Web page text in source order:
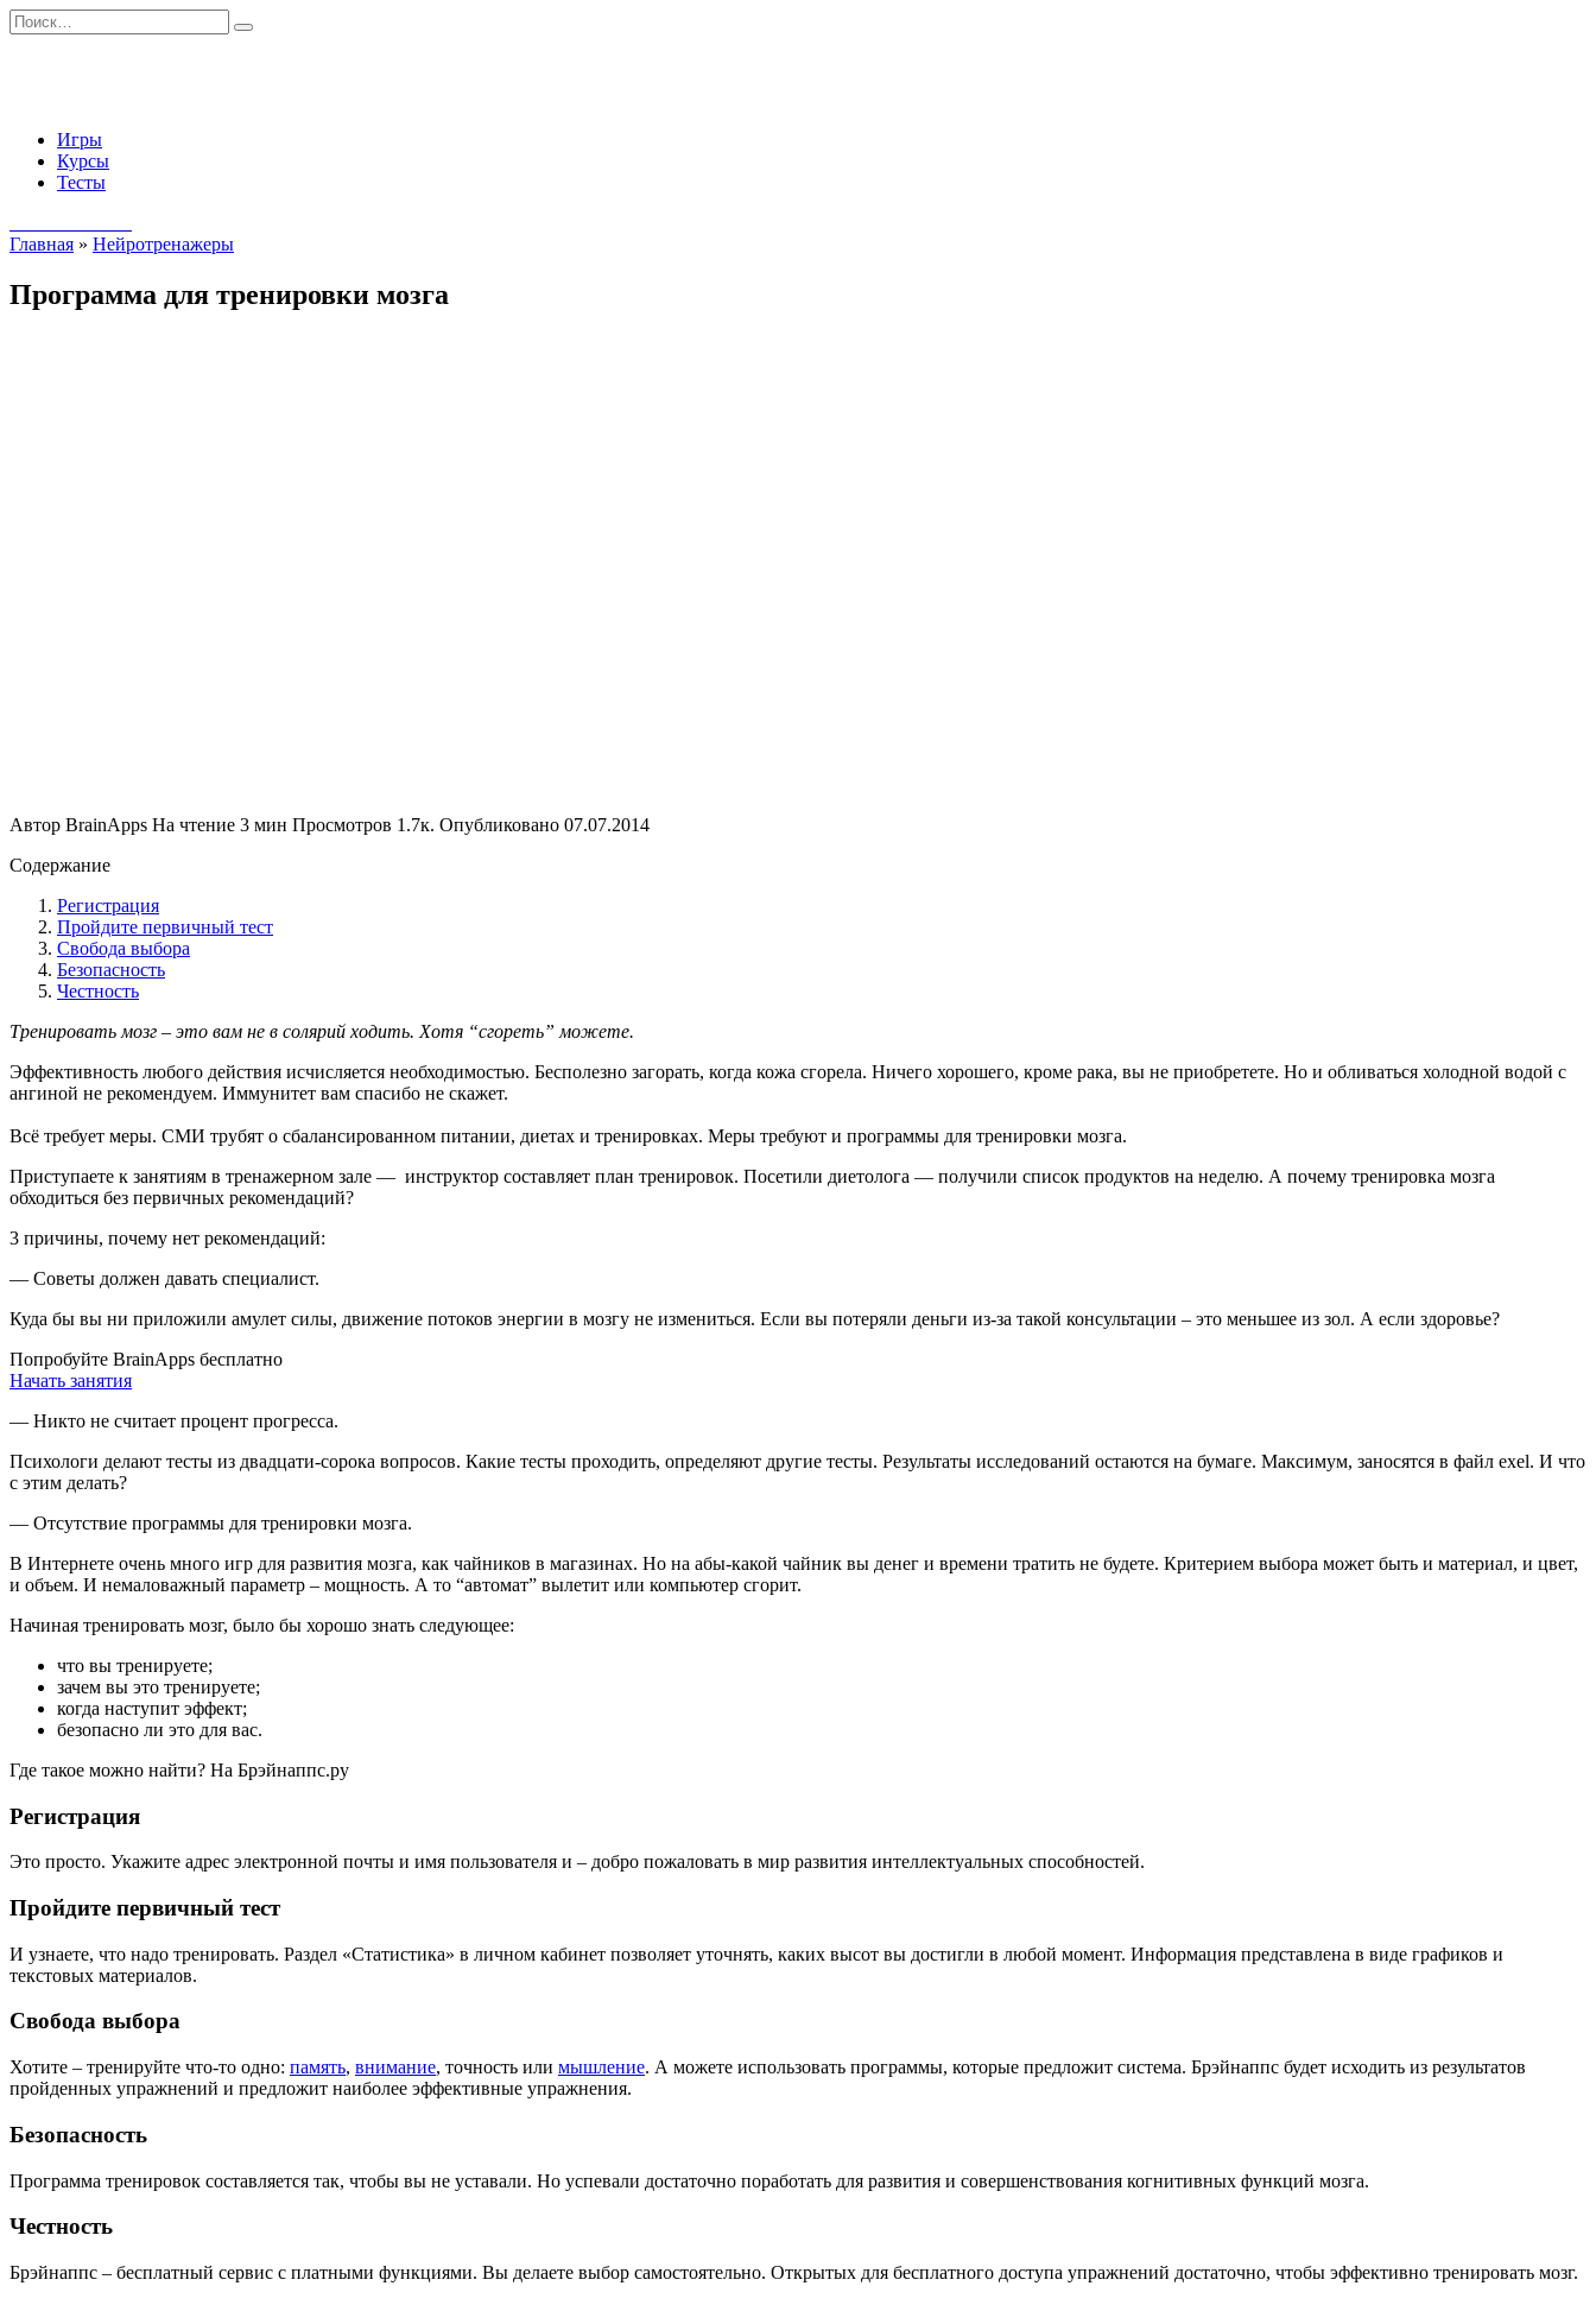
Перейти
к
Search
for:
Игры
Курсы
Тесты
Главная » Нейротренажеры
Программа для тренировки мозга
Автор BrainApps На чтение 3 мин Просмотров 1.7к. Опубликовано 07.07.2014
Содержание
Регистрация
Пройдите первичный тест
Свобода выбора
Безопасность
Честность
Тренировать мозг – это вам не в солярий ходить. Хотя “сгореть” можете.
Эффективность любого действия исчисляется необходимостью. Бесполезно загорать, когда кожа сгорела. Ничего хорошего, кроме рака, вы не приобретете. Но и обливаться холодной водой с
ангиной не рекомендуем. Иммунитет вам спасибо не скажет.
Всё требует меры. СМИ трубят о сбалансированном питании, диетах и тренировках. Меры требуют и программы для тренировки мозга.
Приступаете к занятиям в тренажерном зале — инструктор составляет план тренировок. Посетили диетолога — получили список продуктов на неделю. А почему тренировка мозга
обходиться без первичных рекомендаций?
3 причины, почему нет рекомендаций:
— Советы должен давать специалист.
Куда бы вы ни приложили амулет силы, движение потоков энергии в мозгу не измениться. Если вы потеряли деньги из-за такой консультации – это меньшее из зол. А если здоровье?
Попробуйте BrainApps бесплатно
Начать занятия
— Никто не считает процент прогресса.
Психологи делают тесты из двадцати-сорока вопросов. Какие тесты проходить, определяют другие тесты. Результаты исследований остаются на бумаге. Максимум, заносятся в файл exel. И что
с этим делать?
— Отсутствие программы для тренировки мозга.
В Интернете очень много игр для развития мозга, как чайников в магазинах. Но на абы-какой чайник вы денег и времени тратить не будете. Критерием выбора может быть и материал, и цвет,
и объем. И немаловажный параметр – мощность. А то “автомат” вылетит или компьютер сгорит.
Начиная тренировать мозг, было бы хорошо знать следующее:
что вы тренируете;
зачем вы это тренируете;
когда наступит эффект;
безопасно ли это для вас.
Где такое можно найти? На Брэйнаппс.ру
Регистрация
Это просто. Укажите адрес электронной почты и имя пользователя и – добро пожаловать в мир развития интеллектуальных способностей.
Пройдите первичный тест
И узнаете, что надо тренировать. Раздел «Статистика» в личном кабинет позволяет уточнять, каких высот вы достигли в любой момент. Информация представлена в виде графиков и
текстовых материалов.
Свобода выбора
Хотите – тренируйте что-то одно: память, внимание, точность или мышление. А можете использовать программы, которые предложит система. Брэйнаппс будет исходить из результатов
пройденных упражнений и предложит наиболее эффективные упражнения.
Безопасность
Программа тренировок составляется так, чтобы вы не уставали. Но успевали достаточно поработать для развития и совершенствования когнитивных функций мозга.
Честность
Брэйнаппс – бесплатный сервис с платными функциями. Вы делаете выбор самостоятельно. Открытых для бесплатного доступа упражнений достаточно, чтобы эффективно тренировать мозг.